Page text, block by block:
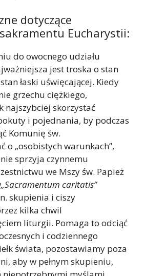
dotyczące
Eucharystii:
do owocnego udziału
jest troska o stan
łaski uświęcającej. Kiedy
grzechu ciężkiego,
najszybciej skorzystać
i pojednania, by podczas
Komunię św.
o „osobistych warunkach”,
sprzyja czynnemu
we Mszy św. Papież
„Sacramentum caritatis”
skupienia i ciszy
kilka chwil
liturgii. Pomaga to odciąć
i codziennego
świata, pozostawiamy poza
aby w pełnym skupieniu,